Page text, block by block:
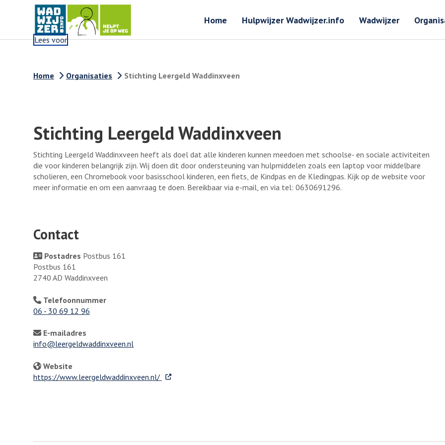
Home Hulpwijzer Wadwijzer.info Wadwijzer
Lees voor
Home Organisaties Stichting Leergeld Waddinxveen
Stichting Leergeld Waddinxveen
Stichting Leergeld Waddinxveen heeft als doel dat alle kinderen kunnen meedoen met schoolse- en sociale activiteiten
die voor kinderen belangrijk zijn. Wij doen dit door ondersteuning van hulpmiddelen zoals een laptop voor middelbare
scholieren, een Chromebook voor basisschool kinderen, een fiets, de Kindpas en de Kledingpas. Kijk op de website voor
meer informatie en om een aanvraag te doen. Bereikbaar via e-mail, en via tel: 0630691296.
Contact
Postadres Postbus 161
Postbus 161
2740 AD Waddinxveen
Telefoonnummer
06 - 30 69 12 96
E-mailadres
info@leergeldwaddinxveen.nl
Website
https://www.leergeldwaddinxveen.nl/ . Externe link